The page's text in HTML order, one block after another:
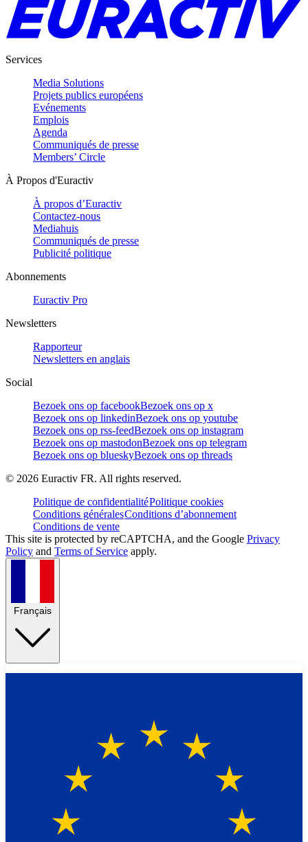
Services
Media Solutions
Projets publics européens
Evénements
Emplois
Agenda
Communiqués de presse
Members’ Circle
À Propos d'Euractiv
À propos d’Euractiv
Contactez-nous
Mediahuis
Communiqués de presse
Publicité politique
Abonnements
Euractiv Pro
Newsletters
Rapporteur
Newsletters en anglais
Social
Bezoek ons op facebookBezoek ons op x
Bezoek ons op linkedinBezoek ons op youtube
Bezoek ons op rss-feedBezoek ons op instagram
Bezoek ons op mastodonBezoek ons op telegram
Bezoek ons op blueskyBezoek ons op threads
© 2026 Euractiv FR. All rights reserved.
Politique de confidentialitéPolitique cookies
Conditions généralesConditions d’abonnement
Conditions de vente
This site is protected by reCAPTCHA, and the Google Privacy
Policy and Terms of Service apply.
Français